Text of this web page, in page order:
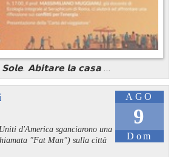
𝗔𝗯𝗶𝘁𝗮𝗿𝗲 𝗹𝗮 𝗰𝗮𝘀𝗮 ...
AGO
9
Dom
d'America sganciarono una
"Fat Man") sulla città